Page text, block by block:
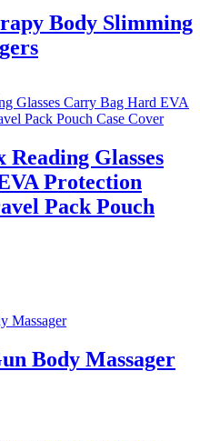
Body Slimming
Reading Glasses
Protection
Pack Pouch
Body Massager